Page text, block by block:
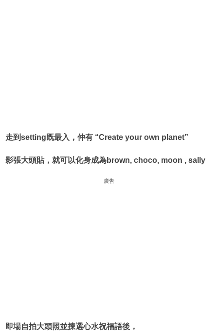
走到setting既最入，仲有 “Create your own planet”
影張大頭貼，就可以化身成為brown, choco, moon , sally
廣告
即場自拍大頭照並揀選心水祝福語後，